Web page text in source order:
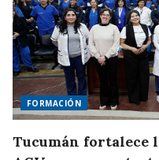
FORMACIÓN
Tucumán fortalece